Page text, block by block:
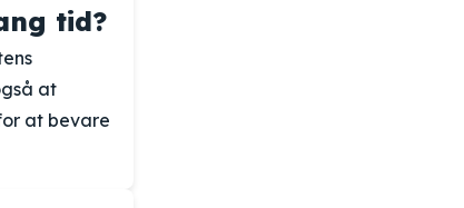
tid?
at
at bevare